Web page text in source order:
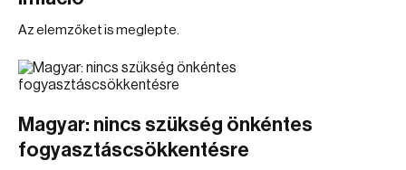
Az elemzőket is meglepte.
Magyar: nincs szükség önkéntes
fogyasztáscsökkentésre